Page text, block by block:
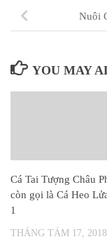
Nuôi
YOU MAY
Cá Tai Tượng Châu
còn gọi là Cá Heo
1
THÁNG TÁM 17, 2018